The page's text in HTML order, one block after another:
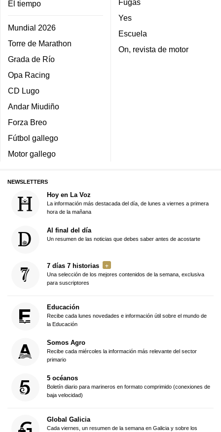
El tiempo
Mundial 2026
Torre de Marathon
Grada de Río
Opa Racing
CD Lugo
Andar Miudiño
Forza Breo
Fútbol gallego
Motor gallego
Fugas
Yes
Escuela
On, revista de motor
NEWSLETTERS
Hoy en La Voz
La información más destacada del día, de lunes a viernes a primera
hora de la mañana
Al final del día
Un resumen de las noticias que debes saber antes de acostarte
7 días 7 historias
Una selección de los mejores contenidos de la semana, exclusiva
para suscriptores
Educación
Recibe cada lunes novedades e información útil sobre el mundo de
la Educación
Somos Agro
Recibe cada miércoles la información más relevante del sector
primario
5 océanos
Boletín diario para marineros en formato comprimido (conexiones de
baja velocidad)
Global Galicia
Cada viernes, un resumen de la semana en Galicia y sobre los